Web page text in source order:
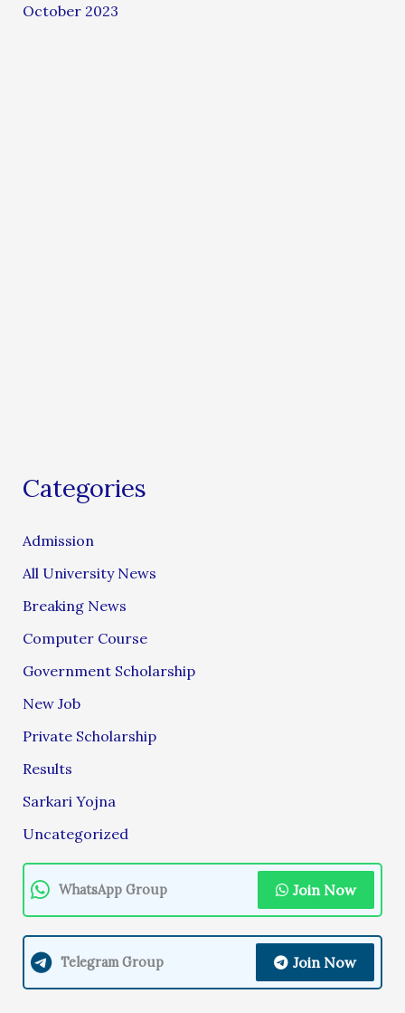
October 2023
Categories
Admission
All University News
Breaking News
Computer Course
Government Scholarship
New Job
Private Scholarship
Results
Sarkari Yojna
Uncategorized
WhatsApp Group Join Now
Telegram Group Join Now